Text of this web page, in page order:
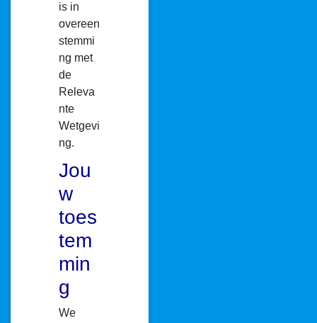
is in
overeen
stemmi
ng met
de
Releva
nte
Wetgevi
ng.
Jou
w
toes
tem
min
g
We